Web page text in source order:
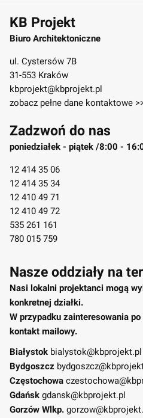
KB Projekt
Biuro Architektoniczne
ul. Cystersów 7B
31-553 Kraków
kbprojekt@kbprojekt.pl
zobacz pełne dane kontaktowe
Zadzwoń do nas
poniedziałek - piątek /8:00 -
12 414 35 06
12 414 35 34
12 410 49 71
12 410 49 72
535 261 161
780 015 759
Nasze oddziały na
Nasi lokalni projektanci mogą
konkretnej działki.
W przypadku zainteresowania
kontakt mailowy.
Białystok bialystok@kbprojekt.pl
Bydgoszcz
Częstochowa
Gdańsk gdansk@kbprojekt.pl
Gorzów Wlkp.